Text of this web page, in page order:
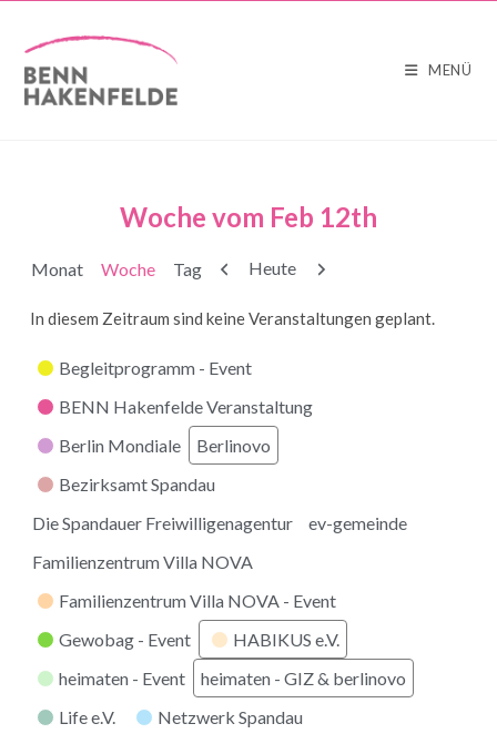
MENÜ
Woche vom Feb 12th
Monat Woche Tag Zurück
Heute Weiter
In diesem Zeitraum sind keine Veranstaltungen geplant.
Kategorien
Begleitprogramm - Event
BENN Hakenfelde Veranstaltung
Berlin Mondiale
Berlinovo
Bezirksamt Spandau
Die Spandauer Freiwilligenagentur
ev-gemeinde
Familienzentrum Villa NOVA
Familienzentrum Villa NOVA - Event
Gewobag - Event
HABIKUS e.V.
heimaten - Event
heimaten - GIZ & berlinovo
Life e.V.
Netzwerk Spandau